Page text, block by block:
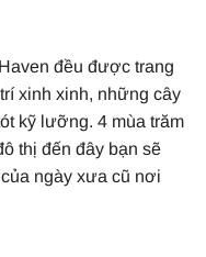
đều được trang
xinh xinh, những cây
kỹ lưỡng. 4 mùa trăm
thị đến đây bạn sẽ
ngày xưa cũ nơi